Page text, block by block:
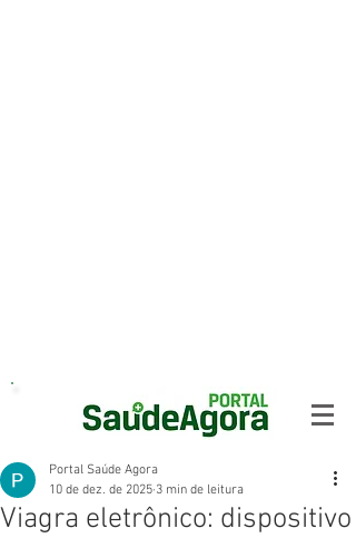
Viagra eletrônico: dispositivo
Portal Saúde Agora
10 de dez. de 2025 3 min de leitura